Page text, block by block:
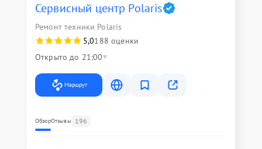
Сервисный центр Polaris
Ремонт техники Polaris
5,0188 оценки
Открыто до 21:00
Маршрут
ОбзорОтзывы 196